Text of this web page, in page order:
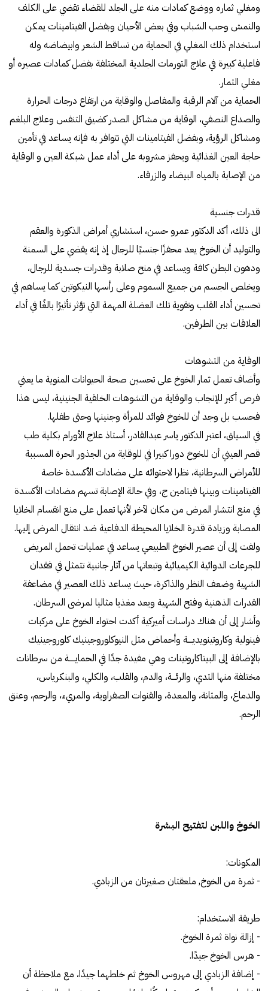
ومغلي ثماره ووضع كمادات منه على الجلد للقضاء تقضي على الكلف
والنمش وحب الشباب وفي بعض الأحيان وبفضل الفيتامينات يمكن
استخدام ذلك المغلي في الحماية من تساقط الشعر وابيضاضه وله
فاعلية كبيرة في علاج التورمات الجلدية المختلفة بفضل كمادات عصيره أو
مغلي الثمار.
الحماية من آلام الرقبة والمفاصل والوقاية من ارتفاع درجات الحرارة
والصداع النصفي، الوقاية من مشاكل الصدر كضيق التنفس وعلاج البلغم
ومشاكل الرؤية، وبفضل الفيتامينات التي تتوافر به فإنه يساعد في تأمين
حاجة العين الغذائية ويحفز مشروبه على أداء عمل شبكة العين و الوقاية
من الإصابة بالمياه البيضاء والزرقاء.
قدرات جنسية
الى ذلك، أكد الدكتور عمرو حسن، استشاري أمراض الذكورة والعقم
والتوليد أن الخوخ يعد محفزًا جنسيًا للرجال إذ إنه يقضي على السمنة
ودهون البطن كافة ويساعد في منح صلابة وقدرات جسدية للرجال،
ويخلص الجسم من جميع السموم وعلى رأسها النيكوتين كما يساهم في
تحسين أداء القلب وتقوية تلك العضلة المهمة التي تؤثر تأثيرًا بالغًا في أداء
العلاقات بين الطرفين.
الوقاية من التشوهات
وأضاف تعمل ثمار الخوخ على تحسين صحة الحيوانات المنوية ما يعني
فرص أكبر للإنجاب والوقاية من التشوهات الخلقية الجنينية، ليس هذا
فحسب بل وجد أن للخوخ فوائد للمرأة وجنينها وحتى طفلها.
في السياق، اعتبر الدكتور ياسر عبدالقادر، أستاذ علاج الأورام بكلية طب
قصر العيني أن للخوخ دورا كبيرا في للوقاية من الجذور الحرة المسببة
للأمراض السرطانية، نظرا لاحتوائه على مضادات الأكسدة خاصة
الفيتامينات وبينها فيتامين ج، وفي حالة الإصابة تسهم مضادات الأكسدة
في منع انتشار المرض من مكان لآخر لأنها تعمل على منع انقسام الخلايا
المصابة وزيادة قدرة الخلايا المحيطة الدفاعية ضد انتقال المرض إليها.
ولفت إلى أن عصير الخوخ الطبيعي يساعد في عمليات تحمل المريض
للجرعات الدوائية الكيميائية وتبعاتها من آثار جانبية تتمثل في فقدان
الشهية وضعف النظر والذاكرة، حيث يساعد ذلك العصير في مضاعفة
القدرات الذهنية وفتح الشهية ويعد مغذيا مثاليا لمرضى السرطان.
وأشار إلى أن هناك دراسات أميركية أكدت احتواء الخوخ على مركبات
فينولية وكاروتينويديــــة وأحماض مثل النيوكلوروجينيك كلوروجينيك
بالإضافة إلى البيتاكاروتينات وهي مفيدة جدًا في الحمايـــــة من سرطانات
مختلفة منها الثدي، والرئـــة، والدم، والقلب، والكلي، والبنكرياس،
والدماغ، والمثانة، والمعدة، والقنوات الصفراوية، والمريء، والرحم، وعنق
الرحم.
الخوخ واللبن لتفتيح البشرة
المكونات:
- ثمرة من الخوخ, ملعقتان صغيرتان من الزبادي.
طريقة الاستخدام:
- إزالة نواة ثمرة الخوخ.
- هرس الخوخ جيدًا.
- إضافة الزبادي إلى مهروس الخوخ ثم خلطهما جيدًا، مع ملاحظة أن